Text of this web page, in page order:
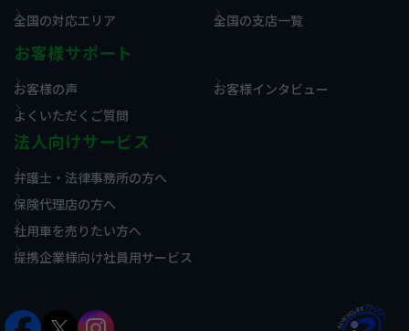
全国の対応エリア 全国の支店一覧
お客様サポート
お客様の声
お客様インタビュー
よくいただくご質問
法人向けサービス
弁護士・法律事務所の方へ
保険代理店の方へ
社用車を売りたい方へ
提携企業様向け社員用サービス